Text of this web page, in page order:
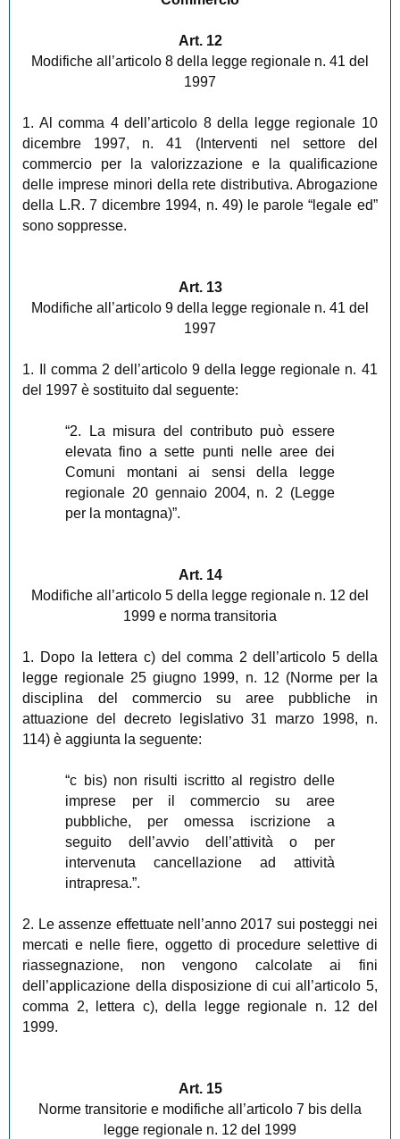
Art. 12
Modifiche all’articolo 8 della legge regionale n. 41 del
1997
1. Al comma 4 dell’articolo 8 della legge regionale 10
dicembre 1997, n. 41 (Interventi nel settore del
commercio per la valorizzazione e la qualificazione
delle imprese minori della rete distributiva. Abrogazione
della L.R. 7 dicembre 1994, n. 49) le parole “legale ed”
sono soppresse.
Art. 13
Modifiche all’articolo 9 della legge regionale n. 41 del
1997
1. Il comma 2 dell’articolo 9 della legge regionale n. 41
del 1997 è sostituito dal seguente:
“2. La misura del contributo può essere
elevata fino a sette punti nelle aree dei
Comuni montani ai sensi della legge
regionale 20 gennaio 2004, n. 2 (Legge
per la montagna)”.
Art. 14
Modifiche all’articolo 5 della legge regionale n. 12 del
1999 e norma transitoria
1. Dopo la lettera c) del comma 2 dell’articolo 5 della
legge regionale 25 giugno 1999, n. 12 (Norme per la
disciplina del commercio su aree pubbliche in
attuazione del decreto legislativo 31 marzo 1998, n.
114) è aggiunta la seguente:
“c bis) non risulti iscritto al registro delle
imprese per il commercio su aree
pubbliche, per omessa iscrizione a
seguito dell’avvio dell’attività o per
intervenuta cancellazione ad attività
intrapresa.”.
2. Le assenze effettuate nell’anno 2017 sui posteggi nei
mercati e nelle fiere, oggetto di procedure selettive di
riassegnazione, non vengono calcolate ai fini
dell’applicazione della disposizione di cui all’articolo 5,
comma 2, lettera c), della legge regionale n. 12 del
1999.
Art. 15
Norme transitorie e modifiche all’articolo 7 bis della
legge regionale n. 12 del 1999